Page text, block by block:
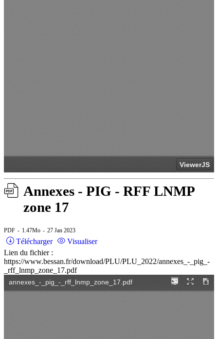
Annexes - PIG - RFF LNMP
zone 17
PDF 1.47Mo 27 Jan 2023
Télécharger
Visualiser
Lien du fichier :
https://www.bessan.fr/download/PLU/PLU_2022/annexes_-_pig_-
_rff_lnmp_zone_17.pdf